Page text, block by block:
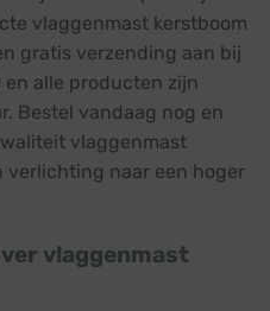
vlaggenmast kerstboom
gratis verzending aan bij
alle producten zijn
Bestel vandaag nog en
vlaggenmast
verlichting naar een hoger
vlaggenmast